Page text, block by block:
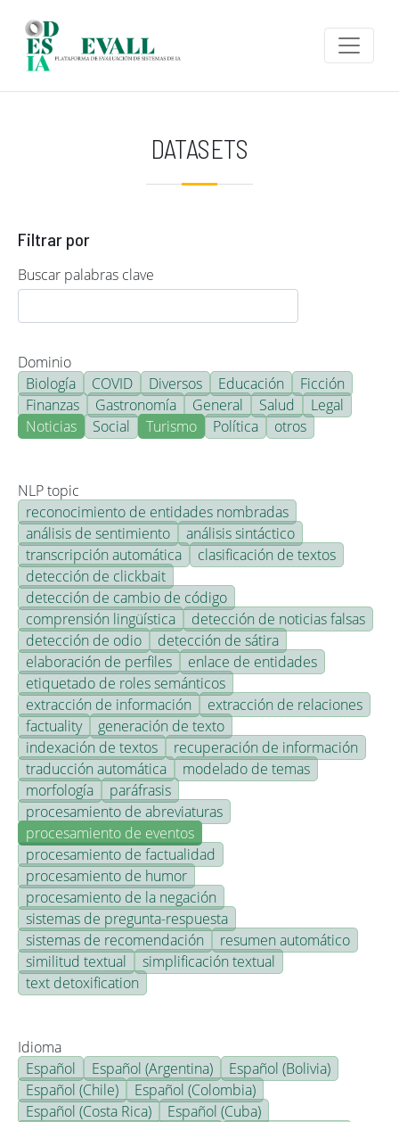
DATASETS
Filtrar por
Buscar palabras clave
Dominio
Biología
COVID Diversos Educación
Ficción
Finanzas
Gastronomía General Salud
Legal
Noticias
Social Turismo Política otros
NLP topic
reconocimiento de entidades nombradas
análisis de sentimiento
análisis sintáctico
transcripción automática
clasificación de textos
detección de clickbait
detección de cambio de código
comprensión lingüística
detección de noticias falsas
detección de odio
detección de sátira
elaboración de perfiles
enlace de entidades
etiquetado de roles semánticos
extracción de información
extracción de relaciones
factuality
generación de texto
indexación de textos
recuperación de información
traducción automática
modelado de temas
morfología
paráfrasis
procesamiento de abreviaturas
procesamiento de eventos
procesamiento de factualidad
procesamiento de humor
procesamiento de la negación
sistemas de pregunta-respuesta
sistemas de recomendación
resumen automático
similitud textual
simplificación textual
text detoxification
Idioma
Español
Español (Argentina)
Español (Bolivia)
Español (Chile)
Español (Colombia)
Español (Costa Rica)
Español (Cuba)